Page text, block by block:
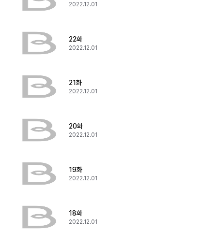
2022.12.01
22화
2022.12.01
21화
2022.12.01
20화
2022.12.01
19화
2022.12.01
18화
2022.12.01